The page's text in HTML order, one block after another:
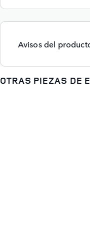
Avisos del
OTRAS PIEZAS DE